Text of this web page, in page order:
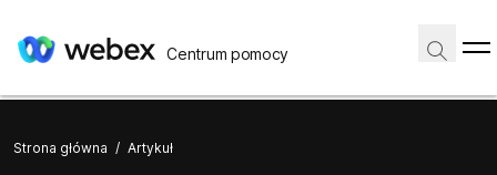
Centrum pomocy
Strona główna / Artykuł